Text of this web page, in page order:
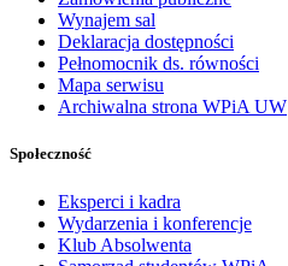
Wynajem sal
Deklaracja dostępności
Pełnomocnik ds. równości
Mapa serwisu
Archiwalna strona WPiA UW
Społeczność
Eksperci i kadra
Wydarzenia i konferencje
Klub Absolwenta